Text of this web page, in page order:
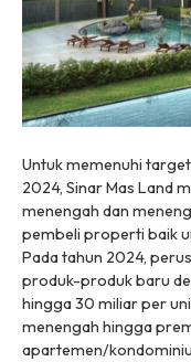
Untuk memenuhi
2024, Sinar Mas Land
menengah dan
pembeli properti baik
Pada tahun 2024,
produk-produk baru
hingga 30 miliar per
menengah hingga
apartemen/